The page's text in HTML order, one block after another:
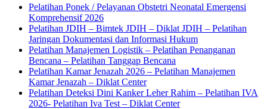
Pelatihan Ponek / Pelayanan Obstetri Neonatal Emergensi
Komprehensif 2026
Pelatihan JDIH – Bimtek JDIH – Diklat JDIH – Pelatihan
Jaringan Dokumentasi dan Informasi Hukum
Pelatihan Manajemen Logistik – Pelatihan Penanganan
Bencana – Pelatihan Tanggap Bencana
Pelatihan Kamar Jenazah 2026 – Pelatihan Manajemen
Kamar Jenazah – Diklat Center
Pelatihan Deteksi Dini Kanker Leher Rahim – Pelatihan IVA
2026- Pelatihan Iva Test – Diklat Center